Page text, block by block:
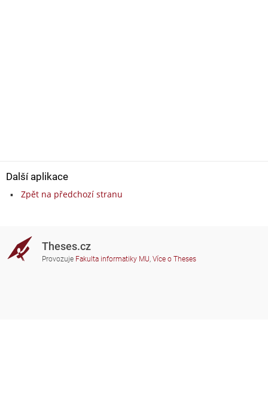
Další aplikace
Zpět na předchozí stranu
Theses.cz
Provozuje Fakulta informatiky MU, Více o Theses